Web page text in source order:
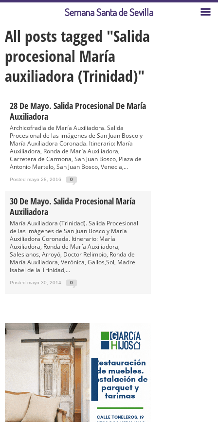
All posts tagged "Salida
procesional María
auxiliadora (Trinidad)"
28 De Mayo. Salida Procesional De María
Auxiliadora
Archicofradia de María Auxiliadora. Salida
Procesional de las imágenes de San Juan Bosco y
María Auxiliadora Coronada. Itinerario: María
Auxiliadora, Ronda de María Auxiliadora,
Carretera de Carmona, San Juan Bosco, Plaza de
Antonio Martelo, San Juan Bosco, Venecia,...
Posted mayo 28, 2016 0
30 De Mayo. Salida Procesional María
Auxiliadora
María Auxiliadora (Trinidad). Salida Procesional
de las imágenes de San Juan Bosco y María
Auxiliadora Coronada. Itinerario: María
Auxiliadora, Ronda de María Auxiliadora,
Salesianos, Arroyó, Doctor Relimpio, Ronda de
María Auxiliadora, Verónica, Gallos,Sol, Madre
Isabel de la Trinidad,...
Posted mayo 30, 2014 0
Semana Santa de Sevilla